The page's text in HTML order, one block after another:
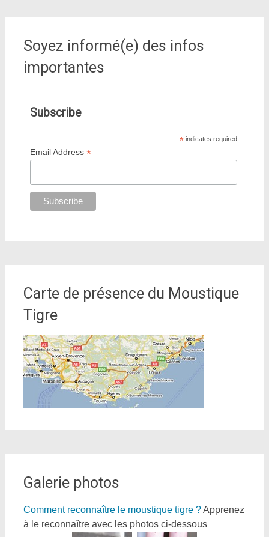
Soyez informé(e) des infos
importantes
Subscribe
*indicates required
Email Address*
Carte de présence du Moustique
Tigre
Galerie photos
Comment reconnaître le moustique tigre ?Apprenez
à le reconnaître avec les photos ci-dessous